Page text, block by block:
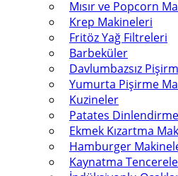
Mısır ve Popcorn
Krep Makineleri
Fritöz Yağ Filtreleri
Barbeküler
Davlumbazsız
Yumurta Pişirme
Kuzineler
Patates
Ekmek Kızartma
Hamburger
Kaynatma